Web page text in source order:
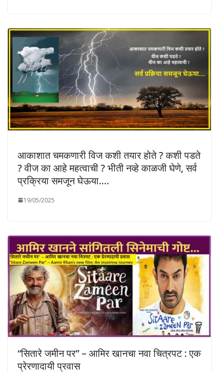
आकाशात चमकणारी विज कशी तयार होते ? कशी पडते
? वीज का आहे महत्वाची ? भीती नव्हे काळजी घेणे, सर्व
प्रक्रिया समजून घेऊया….
19/05/2025
“सितारे जमीन पर” – आमिर खानचा नवा चित्रपट : एक
प्रेरणादायी प्रवास